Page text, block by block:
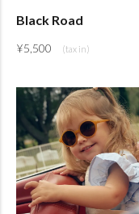
Black Road
¥5,500